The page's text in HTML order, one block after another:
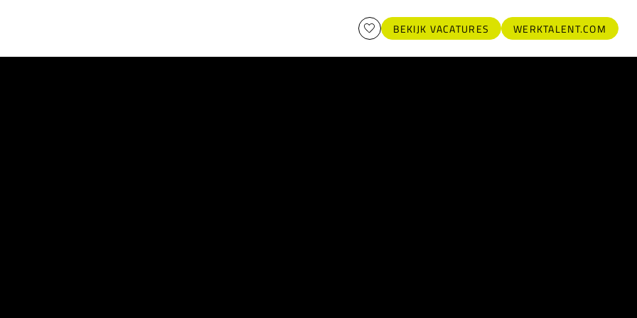
BEKIJK VACATURES WERKTALENT.COM